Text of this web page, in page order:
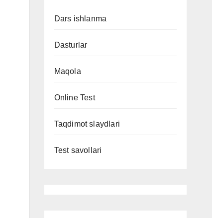
Dars ishlanma
Dasturlar
Maqola
Online Test
Taqdimot slaydlari
Test savollari